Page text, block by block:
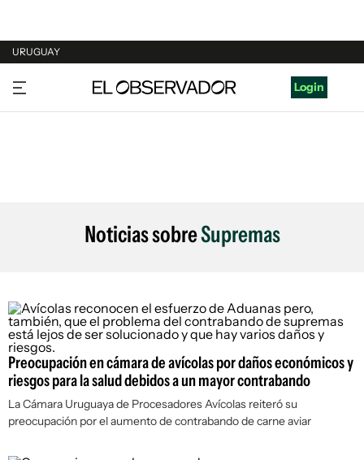
URUGUAY
URUGUAY
ARGENTINA
Login
Noticias sobreSupremas
Preocupación en cámara de avícolas por daños económicos y
riesgos para la salud debidos a un mayor contrabando
La Cámara Uruguaya de Procesadores Avícolas reiteró su
preocupación por el aumento de contrabando de carne aviar